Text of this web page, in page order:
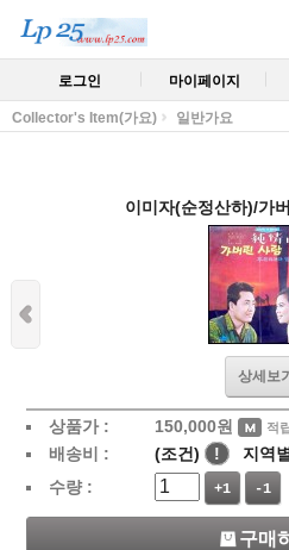
로그인 마이페이지
Collector's Item(가요) 일반가요
이미자(순정산하)/가
상세보기
상품가 : 150,000원 적
배송비 : (조건) ! 지역별
수량 :
+1 -1
구매